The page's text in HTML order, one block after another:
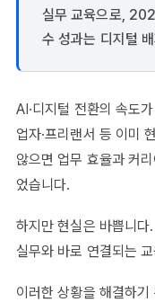
실무 교육으로,
수 성과는 디지털
AI·디지털 전환의 속도
업자·프리랜서 등 이미
않으면 업무 효율과 커
었습니다.
하지만 현실은 바쁩니
실무와 바로 연결되는
이러한 상황을 해결하